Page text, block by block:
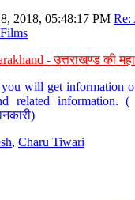
2018, 05:48:17 PM Re:
- उत्तराखण्ड की
will get information
related information. (
, Charu Tiwari